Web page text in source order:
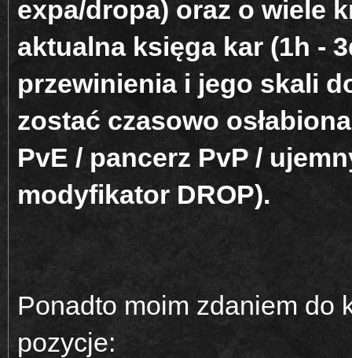
expa/dropa) oraz o wiele
aktualna księga kar (1h -
przewinienia i jego skali
zostać czasowo
PvE / pancerz PvP /
modyfikator DROP).
Ponadto moim zdaniem do
pozycje: